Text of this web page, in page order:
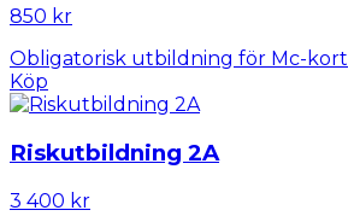
850 kr
Obligatorisk utbildning för Mc-kort
Köp
Riskutbildning 2A
3 400 kr